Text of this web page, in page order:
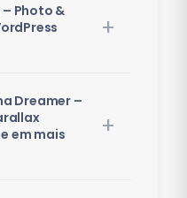
Photo &
Dreamer –
em mais